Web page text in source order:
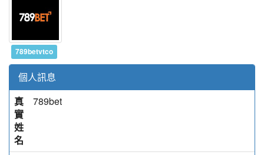
789betvtco
個人訊息
真
實
姓
名
789bet